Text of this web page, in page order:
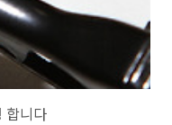
합니다